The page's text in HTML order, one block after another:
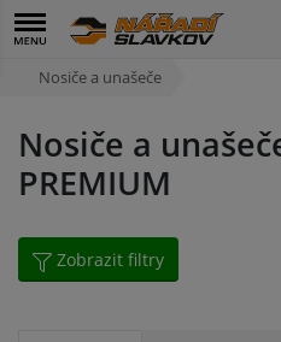
Nosiče a unašeče
Nosiče a
PREMIUM
Zobrazit filtry